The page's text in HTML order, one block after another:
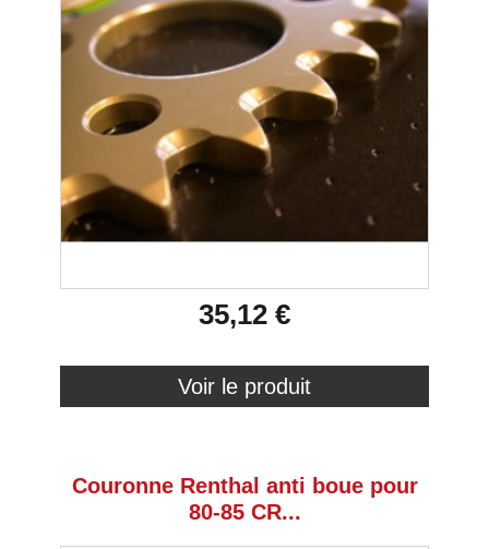
35,12 €
Voir le produit
Couronne Renthal anti boue pour
80-85 CR...